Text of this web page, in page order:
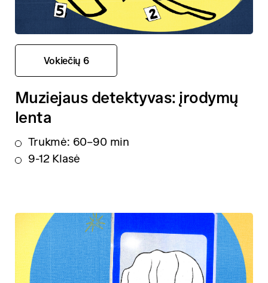
Vokiečių 6
Muziejaus detektyvas: įrodymų
lenta
Trukmė: 60–90 min
9-12 Klasė